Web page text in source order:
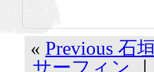
« Previous 石
サーフィン